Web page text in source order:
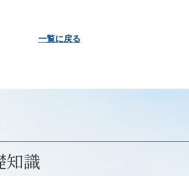
一覧に戻る
知識